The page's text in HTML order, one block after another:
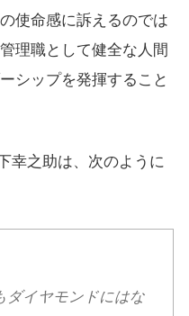
使命感に訴えるのでは
理職として健全な人間
シップを発揮すること
幸之助は、次のように
ダイヤモンドにはな